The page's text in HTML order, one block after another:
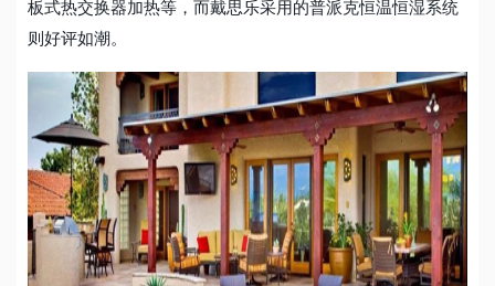
板式热交换器加热等，而戴思乐采用的普派克恒温恒湿系统
则好评如潮。